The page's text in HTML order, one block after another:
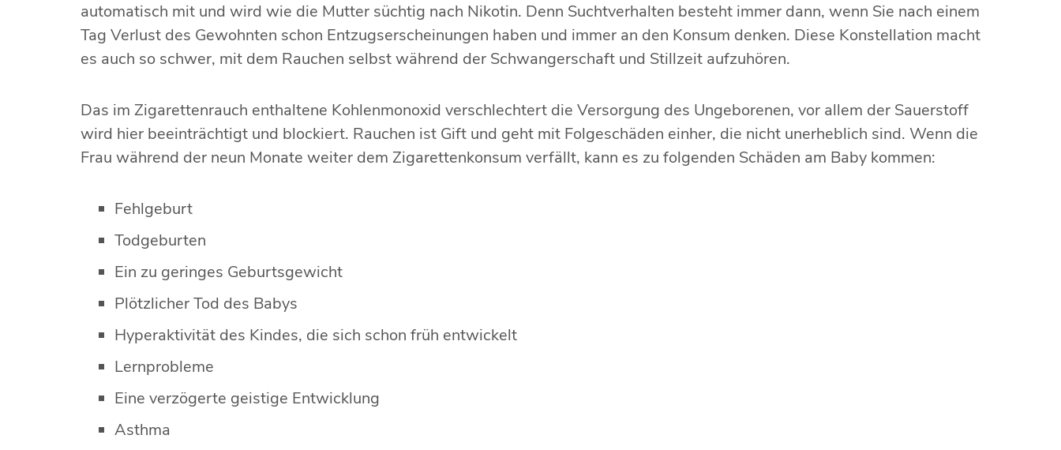
automatisch mit und wird wie die Mutter süchtig nach Nikotin. Denn Suchtverhalten besteht immer dann, wenn Sie nach einem
Tag Verlust des Gewohnten schon Entzugserscheinungen haben und immer an den Konsum denken. Diese Konstellation macht
es auch so schwer, mit dem Rauchen selbst während der Schwangerschaft und Stillzeit aufzuhören.
Das im Zigarettenrauch enthaltene Kohlenmonoxid verschlechtert die Versorgung des Ungeborenen, vor allem der Sauerstoff
wird hier beeinträchtigt und blockiert. Rauchen ist Gift und geht mit Folgeschäden einher, die nicht unerheblich sind. Wenn die
Frau während der neun Monate weiter dem Zigarettenkonsum verfällt, kann es zu folgenden Schäden am Baby kommen:
Fehlgeburt
Todgeburten
Ein zu geringes Geburtsgewicht
Plötzlicher Tod des Babys
Hyperaktivität des Kindes, die sich schon früh entwickelt
Lernprobleme
Eine verzögerte geistige Entwicklung
Asthma